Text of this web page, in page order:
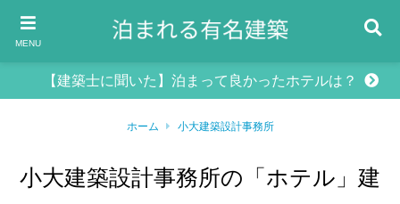
MENU
【建築士に聞いた】泊まって良かったホテルは？
ホーム 小大建築設計事務所
小大建築設計事務所の「ホテル」建